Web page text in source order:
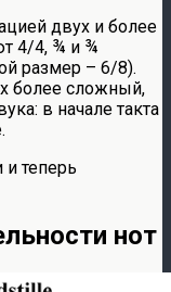
двух и более
4/4, ¾ и ¾
размер – 6/8).
более сложный,
в начале такта
теперь
нот